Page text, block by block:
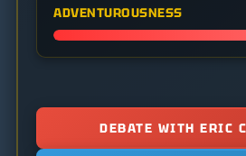
ADVENTUROUSNESS
DEBATE WITH ERIC